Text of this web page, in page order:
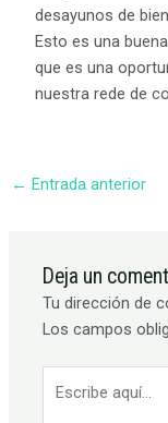
desayunos de
Esto es una
que es una
nuestra rede de
← Entrada anterior
Deja un
Tu dirección de
Los campos
aquí...